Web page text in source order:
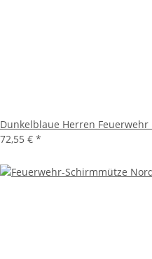
Dunkelblaue Herren
72,55 € *